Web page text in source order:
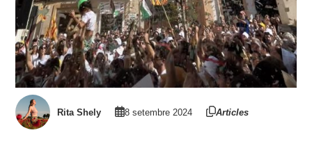
Rita Shely 8 setembre 2024 Articles